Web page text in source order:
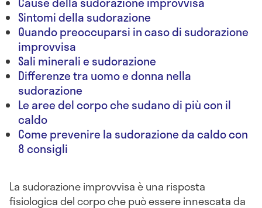
Sintomi della sudorazione
Quando preoccuparsi in caso di sudorazione
improvvisa
Sali minerali e sudorazione
Differenze tra uomo e donna nella
sudorazione
Le aree del corpo che sudano di più con il
caldo
Come prevenire la sudorazione da caldo con
8 consigli
La sudorazione improvvisa è una risposta
fisiologica del corpo che può essere innescata da